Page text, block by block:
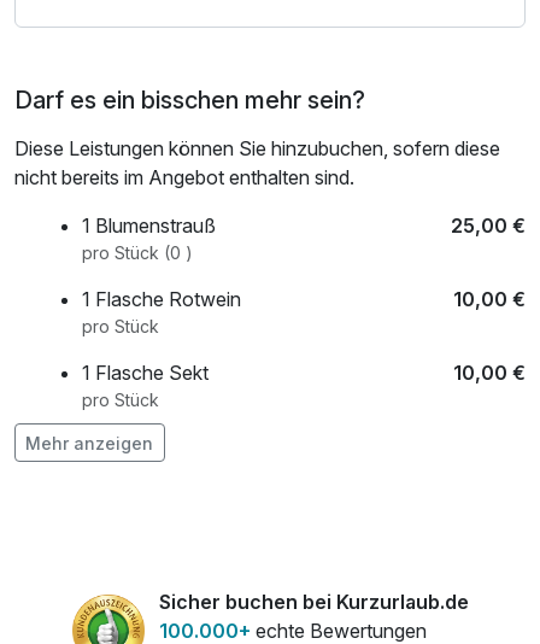
Darf es ein bisschen mehr sein?
Diese Leistungen können Sie hinzubuchen, sofern diese
nicht bereits im Angebot enthalten sind.
1 Blumenstrauß
25,00 €
pro Stück (0 )
1 Flasche Rotwein 10,00 €
pro Stück
1 Flasche Sekt 10,00 €
pro Stück
1 Flasche Weißwein
Mehr anzeigen
Sicher buchen bei Kurzurlaub.de
100.000+ echte Bewertungen